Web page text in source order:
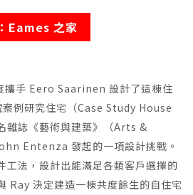
Eames 之家
攜手 Eero Saarinen 設計了這棟住
例研究住宅（Case Study House
雜誌《藝術與建築》（Arts &
Entenza 發起的一項設計挑戰。
工法，設計出能滿足各類客戶選擇的
Ray 決定建造一棟共度餘生的自住宅